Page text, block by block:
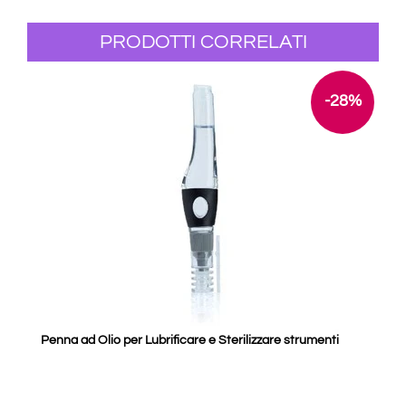
PRODOTTI CORRELATI
-28%
Penna ad Olio per Lubrificare e Sterilizzare strumenti